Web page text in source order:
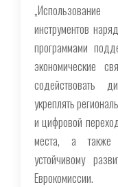
инструментов
программами
экономические
содействовать
укреплять
и цифровой
места, а также
устойчивому
Еврокомиссии.